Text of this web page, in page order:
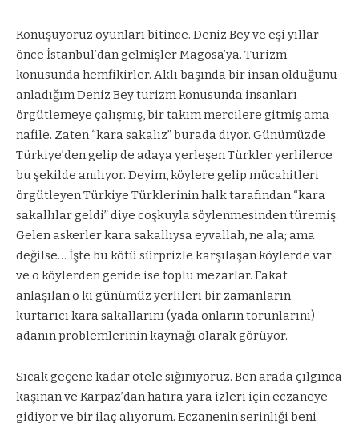
Konuşuyoruz oyunları bitince. Deniz Bey ve eşi yıllar
önce İstanbul’dan gelmişler Magosa’ya. Turizm
konusunda hemfikirler. Aklı başında bir insan olduğunu
anladığım Deniz Bey turizm konusunda insanları
örgütlemeye çalışmış, bir takım mercilere gitmiş ama
nafile. Zaten “kara sakalız” burada diyor. Günümüzde
Türkiye’den gelip de adaya yerleşen Türkler yerlilerce
bu şekilde anılıyor. Deyim, köylere gelip mücahitleri
örgütleyen Türkiye Türklerinin halk tarafından “kara
sakallılar geldi” diye coşkuyla söylenmesinden türemiş.
Gelen askerler kara sakallıysa eyvallah, ne ala; ama
değilse… İşte bu kötü sürprizle karşılaşan köylerde var
ve o köylerden geride ise toplu mezarlar. Fakat
anlaşılan o ki günümüz yerlileri bir zamanların
kurtarıcı kara sakallarını (yada onların torunlarını)
adanın problemlerinin kaynağı olarak görüyor.
Sıcak geçene kadar otele sığınıyoruz. Ben arada çılgınca
kaşınan ve Karpaz’dan hatıra yara izleri için eczaneye
gidiyor ve bir ilaç alıyorum. Eczanenin serinliği beni